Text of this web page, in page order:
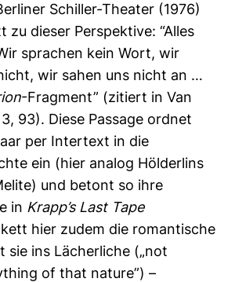
Schiller-Theater (1976)
zu dieser Perspektive: “Alles
sprachen kein Wort, wir
wir sahen uns nicht an …
-Fragment” (zitiert in Van
93). Diese Passage ordnet
per Intertext in die
ein (hier analog Hölderlins
und betont so ihre
in Krapp’s Last Tape
hier zudem die romantische
sie ins Lächerliche („not
of that nature”) –